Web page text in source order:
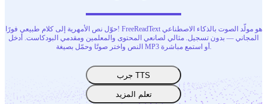
العربية
حوّل نص الأمهرية إلى كلام طبيعي فورًا! FreeReadText هو مولّد الصوت بالذكاء الاصطناعي
المجاني — بدون تسجيل. مثالي لصانعي المحتوى والمعلمين ومقدمي البودكاست. أدخل
النص واختر صوتًا وحمّل بصيغة MP3 أو استمع مباشرة.
جرب TTS
تعلم المزيد